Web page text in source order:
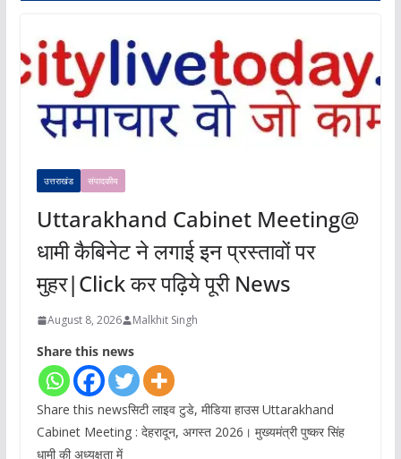
उत्तराखंड संपादकीय
Uttarakhand Cabinet Meeting@
धामी कैबिनेट ने लगाई इन प्रस्तावों पर
मुहर|Click कर पढ़िये पूरी News
August 8, 2026 Malkhit Singh
Share this news
Share this newsसिटी लाइव टुडे, मीडिया हाउस Uttarakhand
Cabinet Meeting : देहरादून, अगस्त 2026। मुख्यमंत्री पुष्कर सिंह
धामी की अध्यक्षता में